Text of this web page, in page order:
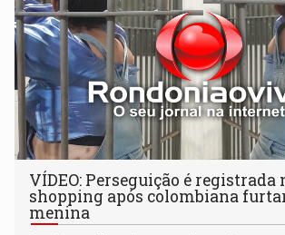
VÍDEO: Perseguição é registrada
shopping após colombiana
menina